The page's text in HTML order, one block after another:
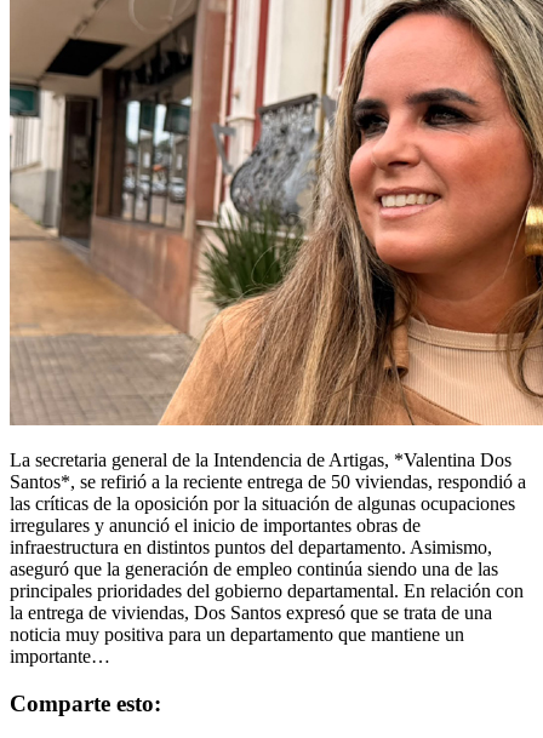
La secretaria general de la Intendencia de Artigas, *Valentina Dos
Santos*, se refirió a la reciente entrega de 50 viviendas, respondió a
las críticas de la oposición por la situación de algunas ocupaciones
irregulares y anunció el inicio de importantes obras de
infraestructura en distintos puntos del departamento. Asimismo,
aseguró que la generación de empleo continúa siendo una de las
principales prioridades del gobierno departamental. En relación con
la entrega de viviendas, Dos Santos expresó que se trata de una
noticia muy positiva para un departamento que mantiene un
importante…
Comparte esto: